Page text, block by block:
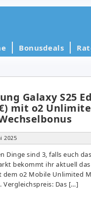
Bonusdeals
Galaxy S25
mit o2
2025
Dinge sind 3, falls euch
bekommt ihr aktuell das
dem o2 Mobile Unlimited
Vergleichspreis: Das […]